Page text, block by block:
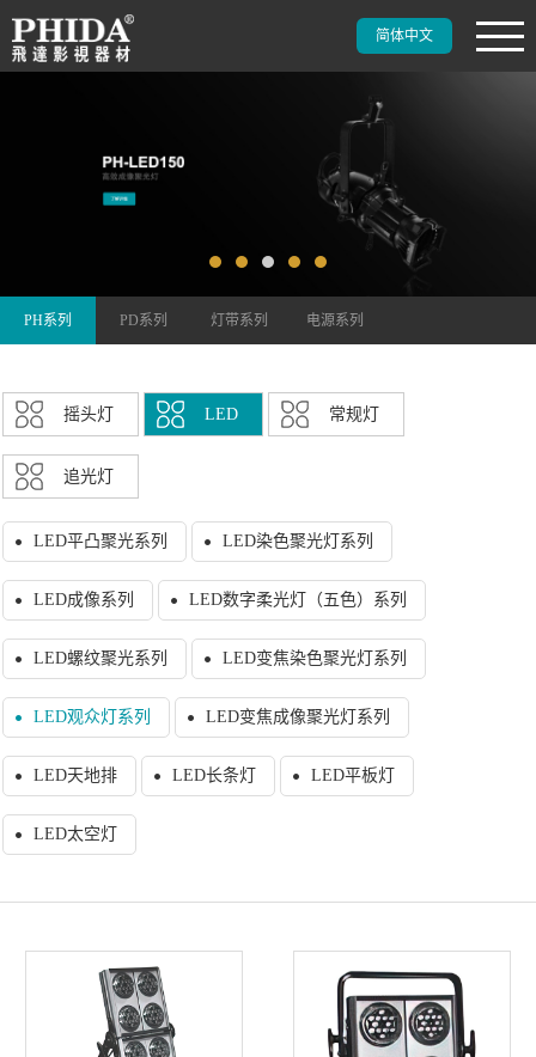
简体中文
PH系列 PD系列 灯带系列 电源系列
摇头灯 LED 常规灯
追光灯
LED平凸聚光系列 LED染色聚光灯系列
LED成像系列 LED数字柔光灯（五色）系列
LED螺纹聚光系列 LED变焦染色聚光灯系列
LED观众灯系列 LED变焦成像聚光灯系列
LED天地排 LED长条灯 LED平板灯
LED太空灯